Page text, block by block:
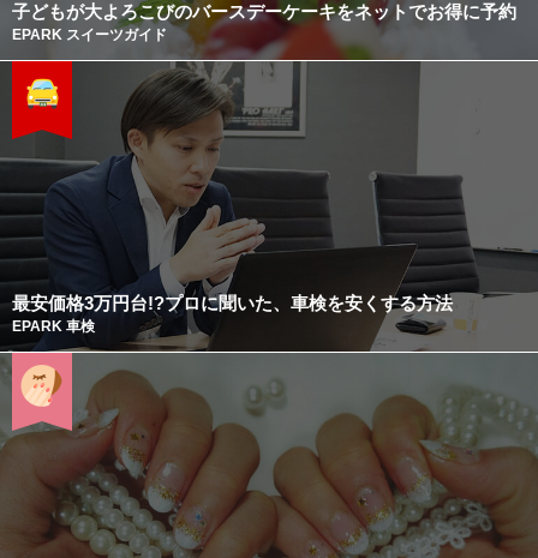
子どもが大よろこびのバースデーケーキをネットでお得に予約
EPARK スイーツガイド
最安価格3万円台!?プロに聞いた、車検を安くする方法
EPARK 車検